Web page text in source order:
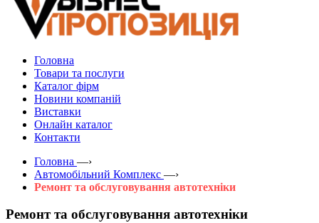
Головна
Товари та послуги
Каталог фірм
Новини компаній
Виставки
Онлайн каталог
Контакти
Головна —›
Автомобільний Комплекс —›
Ремонт та обслуговування автотехніки
Ремонт та обслуговування автотехніки